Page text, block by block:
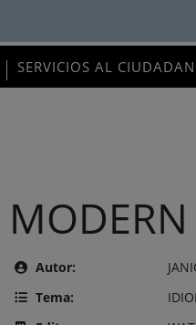
SERVICIOS AL
Autor:
Tema: